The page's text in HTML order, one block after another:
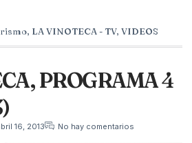
, LA VINOTECA - TV, VIDEOS
PROGRAMA 4
16, 2013
No hay comentarios